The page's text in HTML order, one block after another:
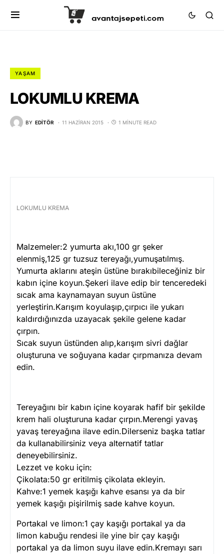
YAŞAM
LOKUMLU KREMA
BY EDITÖR 11 HAZIRAN 2015 1 MINUTE READ
LOKUMLU KREMA
Malzemeler:2 yumurta akı,100 gr şeker
elenmiş,125 gr tuzsuz tereyağı,yumuşatılmış.
Yumurta aklarını ateşin üstüne bırakıbileceğiniz bir
kabın içine koyun.Şekeri ilave edip bir tenceredeki
sıcak ama kaynamayan suyun üstüne
yerleştirin.Karışım koyulaşıp,çırpıcı ile yukarı
kaldırdığınızda uzayacak şekile gelene kadar
çırpın.
Sıcak suyun üstünden alıp,karışım sivri dağlar
oluşturuna ve soğuyana kadar çırpmanıza devam
edin.
Tereyağını bir kabın içine koyarak hafif bir şekilde
krem hali oluşturuna kadar çırpın.Merengi yavaş
yavaş tereyağına ilave edin.Dilerseniz başka tatlar
da kullanabilirsiniz veya alternatif tatlar
deneyebilirsiniz.
Lezzet ve koku için:
Çikolata:50 gr eritilmiş çikolata ekleyin.
Kahve:1 yemek kaşığı kahve esansı ya da bir
yemek kaşığı pişirilmiş sade kahve koyun.
Portakal ve limon:1 çay kaşığı portakal ya da
limon kabuğu rendesi ile yine bir çay kaşığı
portakal ya da limon suyu ilave edin.Kremayı sarı